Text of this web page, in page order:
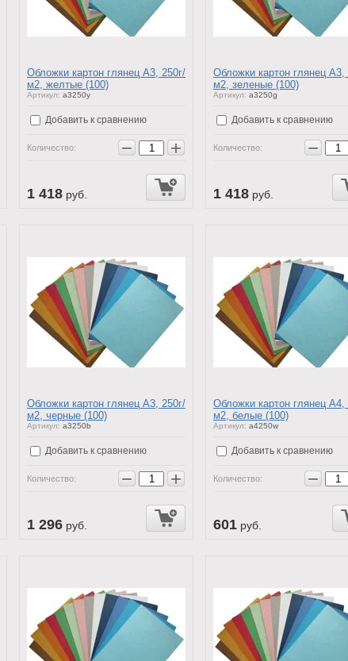
Обложки картон глянец А3, 250г/
м2, желтые (100)
Артикул: a3250y
Добавить к сравнению
Количество: − +
1 418 руб.
Обложки картон глянец А3,
м2, зеленые (100)
Артикул: a3250g
Добавить к сравнению
Количество: −
1 418 руб.
Обложки картон глянец А3, 250г/
м2, черные (100)
Артикул: a3250b
Добавить к сравнению
Количество: − +
1 296 руб.
Обложки картон глянец А4,
м2, белые (100)
Артикул: a4250w
Добавить к сравнению
Количество: −
601 руб.